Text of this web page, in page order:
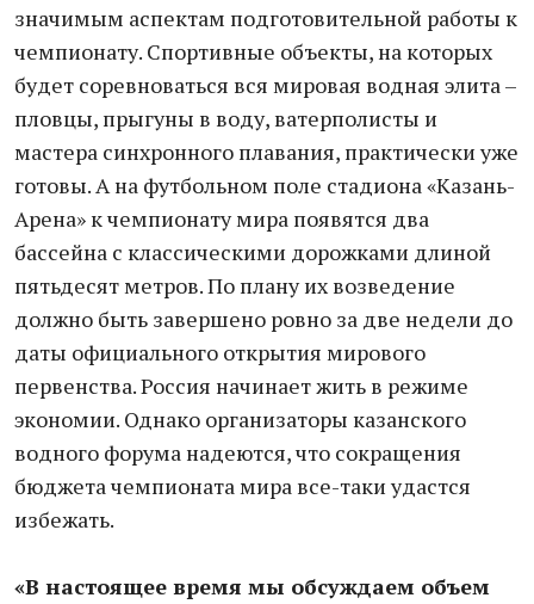
значимым аспектам подготовительной работы к
чемпионату. Спортивные объекты, на которых
будет соревноваться вся мировая водная элита –
пловцы, прыгуны в воду, ватерполисты и
мастера синхронного плавания, практически уже
готовы. А на футбольном поле стадиона «Казань-
Арена» к чемпионату мира появятся два
бассейна с классическими дорожками длиной
пятьдесят метров. По плану их возведение
должно быть завершено ровно за две недели до
даты официального открытия мирового
первенства. Россия начинает жить в режиме
экономии. Однако организаторы казанского
водного форума надеются, что сокращения
бюджета чемпионата мира все-таки удастся
избежать.
«В настоящее время мы обсуждаем объем